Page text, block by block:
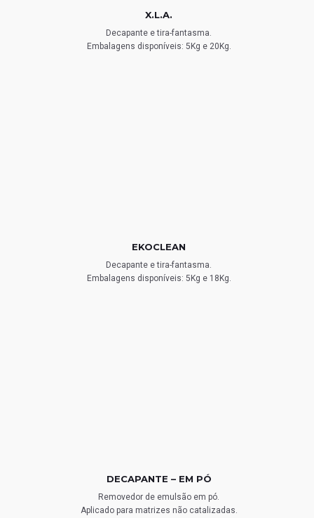
X.L.A.
Decapante e tira-fantasma.
Embalagens disponíveis: 5Kg e 20Kg.
EKOCLEAN
Decapante e tira-fantasma.
Embalagens disponíveis: 5Kg e 18Kg.
DECAPANTE – EM PÓ
Removedor de emulsão em pó.
Aplicado para matrizes não catalizadas.